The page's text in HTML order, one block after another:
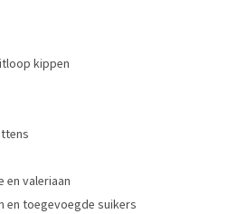
kippen
en valeriaan
en toegevoegde suikers